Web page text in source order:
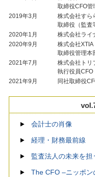
取締役CFO管
2019年3月
株式会社すら
取締役（監査
2020年1月
株式会社ライ
2020年9月
株式会社XTIA
取締役管理本
2021年7月
株式会社トリ
執行役員CFO
2021年9月
同社取締役
会計士の肖像
経理・財務最前線
監査法人の未来を担
The CFO –ニッポ